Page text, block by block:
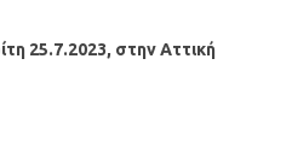
25.7.2023, στην Αττική